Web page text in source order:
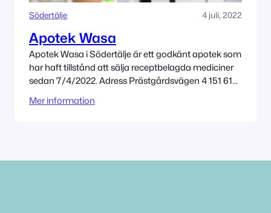
Södertälje 4 juli, 2022
Apotek Wasa
Apotek Wasa i Södertälje är ett godkänt apotek som
har haft tillstånd att sälja receptbelagda mediciner
sedan 7/4/2022. Adress Prästgårdsvägen 4 151 61
Holding AB
Mer information